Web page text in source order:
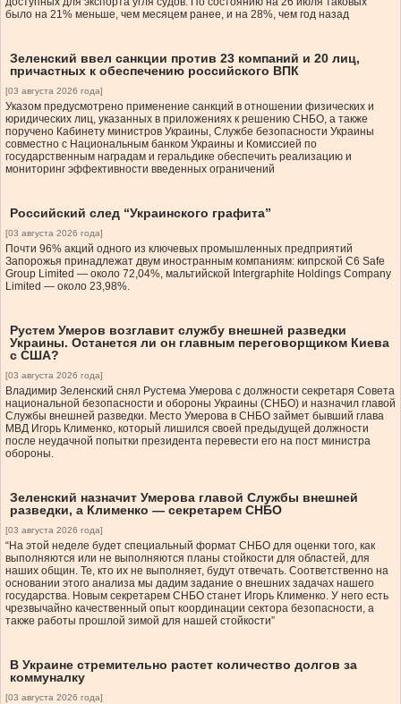
было на 21% меньше, чем месяцем ранее, и на 28%, чем год назад
Зеленский ввел санкции против 23 компаний и 20 лиц,
причастных к обеспечению российского ВПК
[03 августа 2026 года]
Указом предусмотрено применение санкций в отношении физических и
юридических лиц, указанных в приложениях к решению СНБО, а также
поручено Кабинету министров Украины, Службе безопасности Украины
совместно с Национальным банком Украины и Комиссией по
государственным наградам и геральдике обеспечить реализацию и
мониторинг эффективности введенных ограничений
Российский след “Украинского графита”
[03 августа 2026 года]
Почти 96% акций одного из ключевых промышленных предприятий
Запорожья принадлежат двум иностранным компаниям: кипрской C6 Safe
Group Limited — около 72,04%, мальтийской Intergraphite Holdings Company
Limited — около 23,98%.
Рустем Умеров возглавит службу внешней разведки
Украины. Останется ли он главным переговорщиком Киева
с США?
[03 августа 2026 года]
Владимир Зеленский снял Рустема Умерова с должности секретаря Совета
национальной безопасности и обороны Украины (СНБО) и назначил главой
Службы внешней разведки. Место Умерова в СНБО займет бывший глава
МВД Игорь Клименко, который лишился своей предыдущей должности
после неудачной попытки президента перевести его на пост министра
обороны.
Зеленский назначит Умерова главой Службы внешней
разведки, а Клименко — секретарем СНБО
[03 августа 2026 года]
“На этой неделе будет специальный формат СНБО для оценки того, как
выполняются или не выполняются планы стойкости для областей, для
наших общин. Те, кто их не выполняет, будут отвечать. Соответственно на
основании этого анализа мы дадим задание о внешних задачах нашего
государства. Новым секретарем СНБО станет Игорь Клименко. У него есть
чрезвычайно качественный опыт координации сектора безопасности, а
также работы прошлой зимой для нашей стойкости”
В Украине стремительно растет количество долгов за
коммуналку
[03 августа 2026 года]